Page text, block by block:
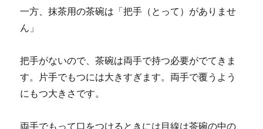
一方、抹茶用の茶碗は「把手（とって）がありませ
ん」
把手がないので、茶碗は両手で持つ必要がでてきま
す。片手でもつには大きすぎます。両手で覆うよう
にもつ大きさです。
両手でもって口をつけるときには目線は茶碗の中の